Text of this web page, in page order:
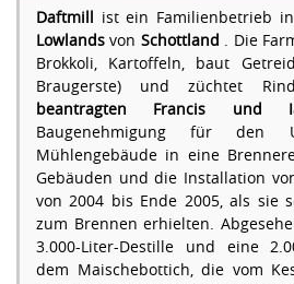
Daftmill ist ein Familienbetrieb in
Lowlands von Schottland . Die
Brokkoli, Kartoffeln, baut
Braugerste) und züchtet
beantragten Francis und
Baugenehmigung für den
Mühlengebäude in eine
Gebäuden und die Installation
von 2004 bis Ende 2005, als sie
zum Brennen erhielten.
3.000-Liter-Destille und eine
dem Maischebottich, die vom